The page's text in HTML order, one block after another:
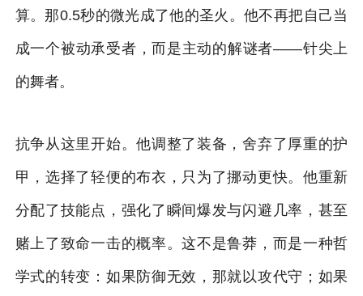
算。那0.5秒的微光成了他的圣火。他不再把自己当
成一个被动承受者，而是主动的解谜者——针尖上
的舞者。
抗争从这里开始。他调整了装备，舍弃了厚重的护
甲，选择了轻便的布衣，只为了挪动更快。他重新
分配了技能点，强化了瞬间爆发与闪避几率，甚至
赌上了致命一击的概率。这不是鲁莽，而是一种哲
学式的转变：如果防御无效，那就以攻代守；如果